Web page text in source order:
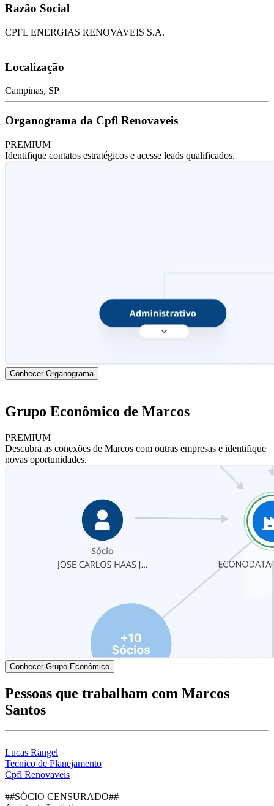
Razão Social
CPFL ENERGIAS RENOVAVEIS S.A.
Localização
Campinas, SP
Organograma da Cpfl Renovaveis
PREMIUM
Identifique contatos estratégicos e acesse leads qualificados.
Conhecer Organograma
Grupo Econômico de Marcos
PREMIUM
Descubra as conexões de Marcos com outras empresas e identifique
novas oportunidades.
Conhecer Grupo Econômico
Pessoas que trabalham com Marcos
Santos
Lucas Rangel
Tecnico de Planejamento
Cpfl Renovaveis
##SÓCIO CENSURADO##